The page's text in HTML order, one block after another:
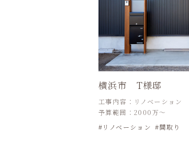
横浜市 T様邸
工事内容：リノベーション
予算範囲：2000万～
リノベーション
間取り